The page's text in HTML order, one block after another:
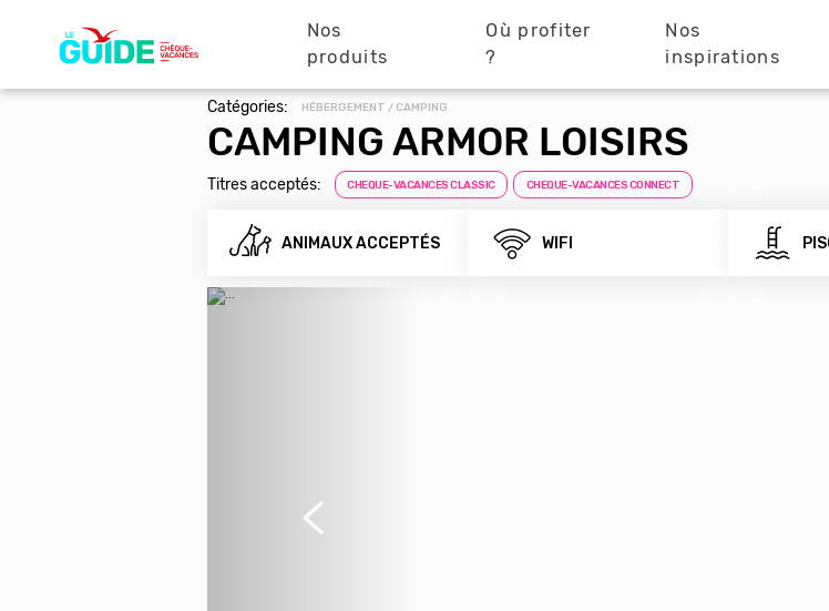
principale
Nos
produits
Où profiter
?
Nos
inspirations
Catégories: HÉBERGEMENT / CAMPING
CAMPING ARMOR LOISIRS
Titres acceptés: CHEQUE-VACANCES CLASSIC CHEQUE-VACANCES CONNECT
ANIMAUX ACCEPTÉS WIFI
Précédent